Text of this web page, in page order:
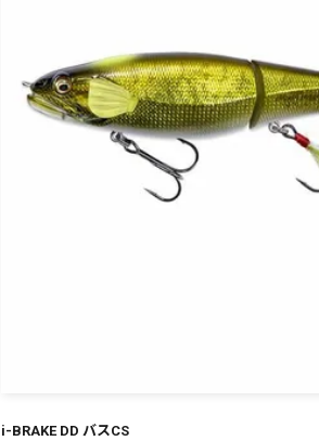
i-BRAKE DD バスCS